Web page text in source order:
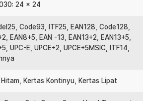
ini: 24 x 24
Code93, ITF25, EAN128, Code128,
EAN8+5, EAN -13, EAN13+2, EAN13+5,
UPC-E, UPCE+2, UPCE+5MSIC, ITF14,
Kertas Kontinyu, Kertas Lipat